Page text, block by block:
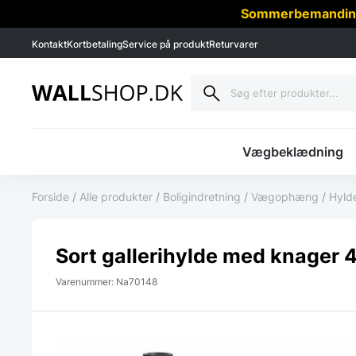
KontaktKortbetalingService på produktReturvarer
Vægbeklædning
Forside / Alle produkter / Boligindretning / Vægophæng /
Sort gallerihylde med knager
Varenummer: Na70148